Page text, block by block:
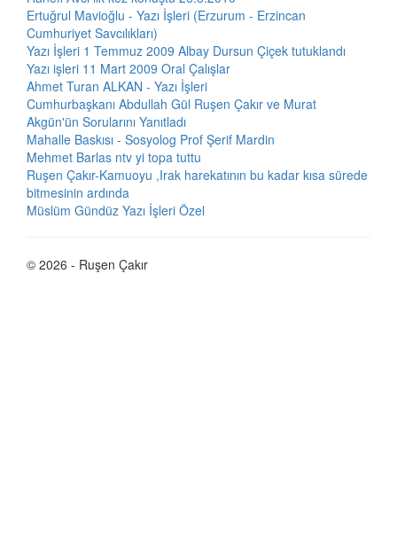
Ertuğrul Mavioğlu - Yazı İşleri (Erzurum - Erzincan
Cumhuriyet Savcılıkları)
Yazı İşleri 1 Temmuz 2009 Albay Dursun Çiçek tutuklandı
Yazı işleri 11 Mart 2009 Oral Çalışlar
Ahmet Turan ALKAN - Yazı İşleri
Cumhurbaşkanı Abdullah Gül Ruşen Çakır ve Murat
Akgün'ün Sorularını Yanıtladı
Mahalle Baskısı - Sosyolog Prof Şerif Mardin
Mehmet Barlas ntv yi topa tuttu
Ruşen Çakır-Kamuoyu ,Irak harekatının bu kadar kısa sürede
bitmesinin ardında
Müslüm Gündüz Yazı İşleri Özel
© 2026 - Ruşen Çakır